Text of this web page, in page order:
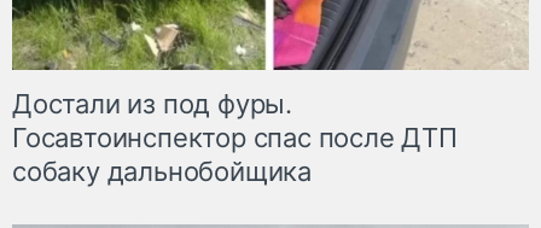
Достали из под фуры.
Госавтоинспектор спас после ДТП
собаку дальнобойщика